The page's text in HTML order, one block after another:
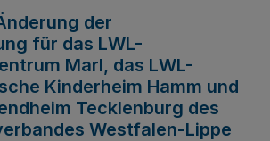
der
für das LWL-
Marl, das LWL-
Kinderheim Hamm und
Tecklenburg des
Westfalen-Lippe